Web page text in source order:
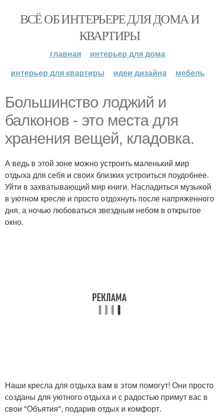
ВСЁ ОБ ИНТЕРЬЕРЕ ДЛЯ ДОМА И
КВАРТИРЫ
главная
интерьер для дома
интерьер для квартиры
идеи дизайна мебель
Большинство лоджий и
балконов - это места для
хранения вещей, кладовка.
А ведь в этой зоне можно устроить маленький мир
отдыха для себя и своих близких устроиться поудобнее.
Уйти в захватывающий мир книги. Насладиться музыкой
в уютном кресле и просто отдохнуть после напряженного
дня, а ночью любоваться звездным небом в открытое
окно.
Наши кресла для отдыха вам в этом помогут! Они просто
созданы для уютного отдыха и с радостью примут вас в
свои "Объятия", подарив отдых и комфорт.